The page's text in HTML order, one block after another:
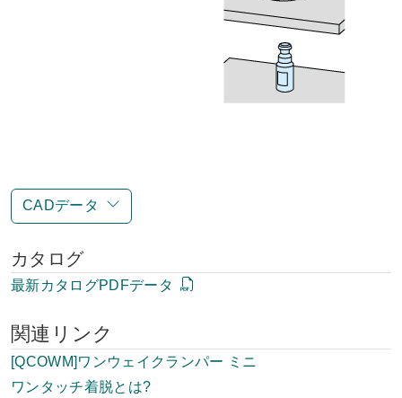
CADデータ
カタログ
最新カタログPDFデータ
関連リンク
[QCOWM]ワンウェイクランパー ミニ
ワンタッチ着脱とは?